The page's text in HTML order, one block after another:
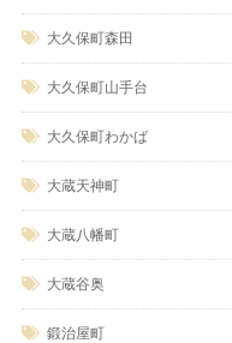
大久保町森田
大久保町山手台
大久保町わかば
大蔵天神町
大蔵八幡町
大蔵谷奥
鍛治屋町